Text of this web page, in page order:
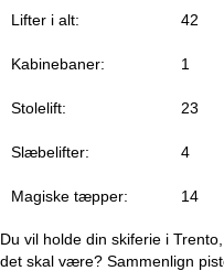
Lifter i alt: 42
Kabinebaner: 1
Stolelift: 23
Slæbelifter: 4
Magiske tæpper: 14
Du vil holde din skiferie i
det skal være? Sammenlign